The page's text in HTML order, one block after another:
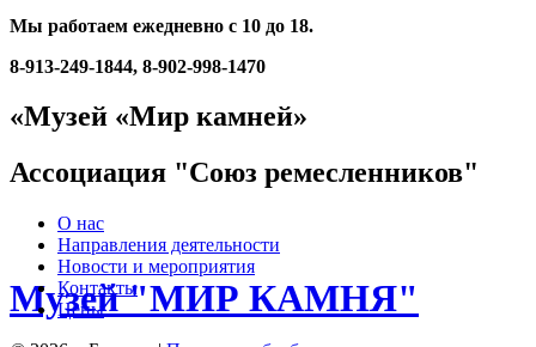
Музей "МИР КАМНЯ"
Мы работаем ежедневно с 10 до 18.
8-913-249-1844, 8-902-998-1470
«Музей «Мир камней»
Ассоциация "Союз ремесленников"
О нас
Направления деятельности
Новости и мероприятия
Контакты
Цены